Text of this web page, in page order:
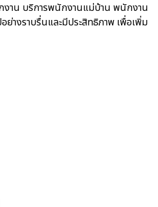
งาน บริการพนักงานแม่บ้าน พนักงาน
ย่างราบรื่นและมีประสิทธิภาพ เพื่อเพิ่ม